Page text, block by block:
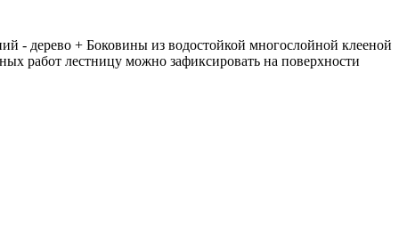
- дерево + Боковины из водостойкой многослойной клееной
работ лестницу можно зафиксировать на поверхности